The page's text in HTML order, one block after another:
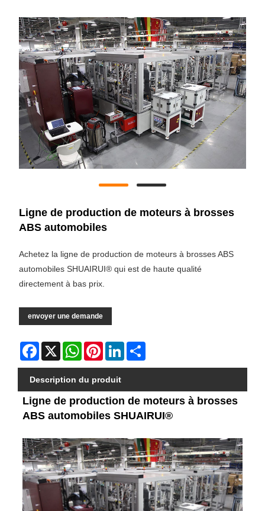
Ligne de production de moteurs à brosses
ABS automobiles
Achetez la ligne de production de moteurs à brosses ABS
automobiles SHUAIRUI® qui est de haute qualité
directement à bas prix.
envoyer une demande
Facebook
X WhatsAppPinterestLinkedIn
Description du produit
Ligne de production de moteurs à brosses
ABS automobiles SHUAIRUI®